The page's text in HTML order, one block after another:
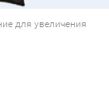
для увеличения